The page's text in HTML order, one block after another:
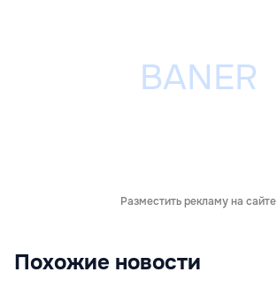
Разместить рекламу на сайте
Похожие новости